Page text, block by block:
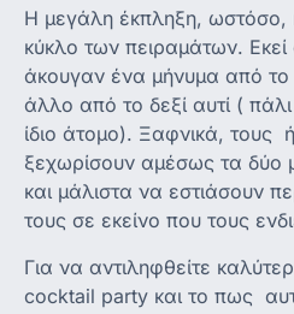
Η μεγάλη έκπληξη, ωστόσο,
κύκλο των πειραμάτων. Εκεί
άκουγαν ένα μήνυμα από το
άλλο από το δεξί αυτί (
ίδιο άτομο). Ξαφνικά, τους
ξεχωρίσουν αμέσως τα δύο
και μάλιστα να εστιάσουν
τους σε εκείνο που τους
Για να αντιληφθείτε
cocktail party και το πως